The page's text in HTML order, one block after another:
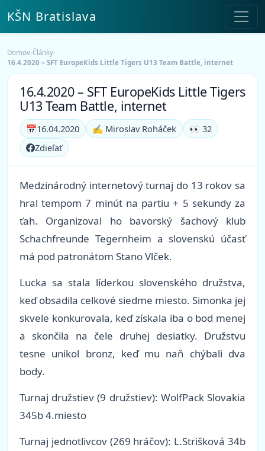
KŠN Bratislava
Domov›Články›
16.4.2020 – SFT EuropeKids Little Tigers U13 Team Battle, internet
16.4.2020 – SFT EuropeKids Little Tigers
U13 Team Battle, internet
📅16.04.2020 ✍️ Miroslav Roháček
👀 32
Zdieľať
Medzinárodný internetový turnaj do 13 rokov sa
hral tempom 7 minút na partiu + 5 sekundy za
ťah. Organizoval ho bavorský šachový klub
Schachfreunde Tegernheim a slovenskú účasť
má pod patronátom Stano Vlček.
Lucka sa stala líderkou slovenského družstva,
keď obsadila celkové siedme miesto. Simonka jej
skvele konkurovala, keď získala iba o bod menej
a skončila na čele druhej desiatky. Družstvu
tesne unikol bronz, keď mu naň chýbali dva
body.
Turnaj družstiev (9 družstiev): WolfPack Slovakia
345b 4.miesto
Turnaj jednotlivcov (269 hráčov): L.Strišková 34b